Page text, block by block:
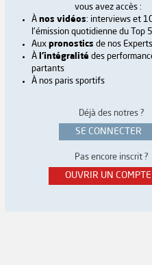
vous avez accès :
À nos vidéos: interviews et
l'émission quotidienne du Top
Aux pronostics de nos Experts
À l'intégralité des
partants
À nos paris sportifs
Déjà des notres ?
SE CONNECTER
Pas encore inscrit ?
OUVRIR UN COMPTE